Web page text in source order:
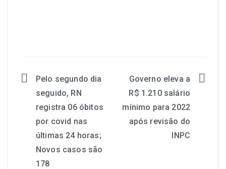
Pelo segundo dia
seguido, RN
registra 06 óbitos
por covid nas
últimas 24 horas;
Novos casos são
178
Governo eleva a
R$ 1.210 salário
mínimo para 2022
após revisão do
INPC